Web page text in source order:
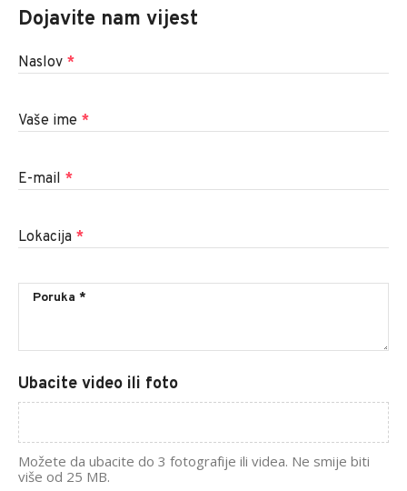
Dojavite nam vijest
Naslov *
Vaše ime *
E-mail *
Lokacija *
Ubacite video ili foto
Možete da ubacite do 3 fotografije ili videa. Ne smije biti
više od 25 MB.